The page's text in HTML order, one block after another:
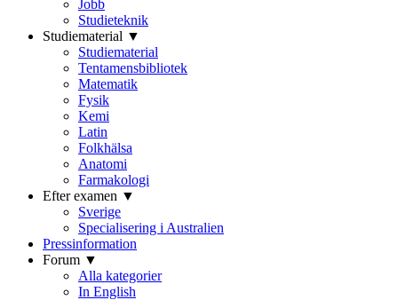
Jobb
Studieteknik
Studiematerial ▼
Studiematerial
Tentamensbibliotek
Matematik
Fysik
Kemi
Latin
Folkhälsa
Anatomi
Farmakologi
Efter examen ▼
Sverige
Specialisering i Australien
Pressinformation
Forum ▼
Alla kategorier
In English